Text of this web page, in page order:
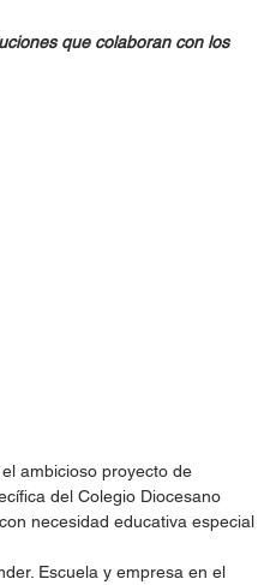
que colaboran con los
ambicioso proyecto de
del Colegio Diocesano
necesidad educativa especial
Escuela y empresa en el